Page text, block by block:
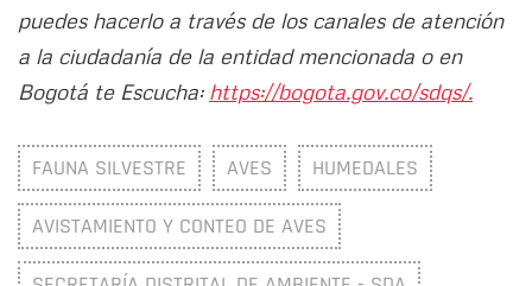
puedes hacerlo a través de los canales de atención
a la ciudadanía de la entidad mencionada o en
Bogotá te Escucha: https://bogota.gov.co/sdqs/.
FAUNA SILVESTRE AVES HUMEDALES
AVISTAMIENTO Y CONTEO DE AVES